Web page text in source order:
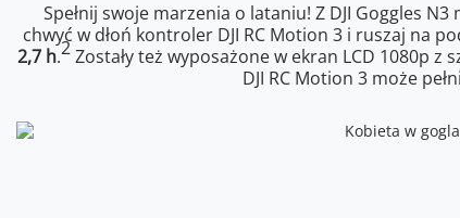
Spełnij swoje marzenia o lataniu! Z DJI Goggles N3
chwyć w dłoń kontroler DJI RC Motion 3 i ruszaj na
2,7 h.2Zostały też wyposażone w ekran LCD 1080p
DJI RC Motion 3 może